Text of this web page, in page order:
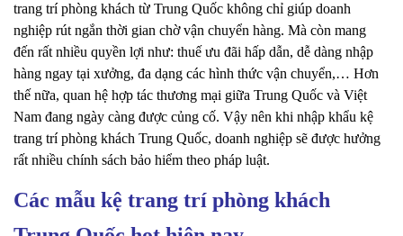
trang trí phòng khách từ Trung Quốc không chỉ giúp doanh
nghiệp rút ngắn thời gian chờ vận chuyển hàng. Mà còn mang
đến rất nhiều quyền lợi như: thuế ưu đãi hấp dẫn, dễ dàng nhập
hàng ngay tại xưởng, đa dạng các hình thức vận chuyển,… Hơn
thế nữa, quan hệ hợp tác thương mại giữa Trung Quốc và Việt
Nam đang ngày càng được củng cố. Vậy nên khi nhập khẩu kệ
trang trí phòng khách Trung Quốc, doanh nghiệp sẽ được hưởng
rất nhiều chính sách bảo hiểm theo pháp luật.
Các mẫu kệ trang trí phòng khách